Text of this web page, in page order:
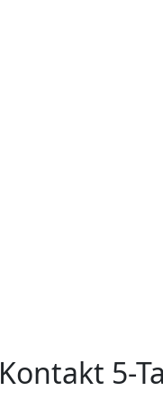
Kontakt 5-